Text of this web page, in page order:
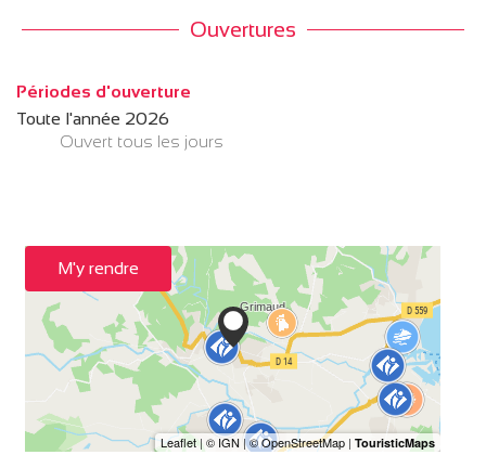
Ouvertures
Périodes d'ouverture
Toute l'année 2026
Ouvert tous les jours
M'y rendre